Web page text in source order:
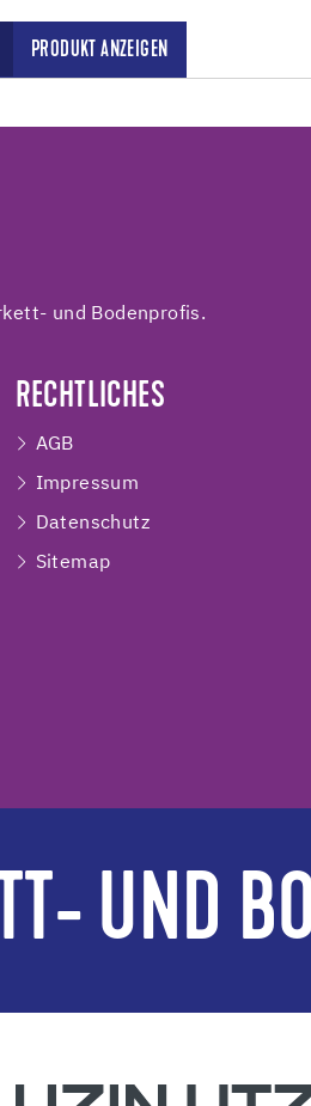
PRODUKT ANZEIGEN
und Bodenprofis.
RECHTLICHES
AGB
Impressum
Datenschutz
Sitemap
UND